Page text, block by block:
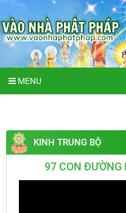
MENU
KINH TRUNG BỘ
97 CON ĐƯỜNG